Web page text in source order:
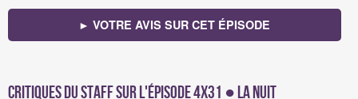
► VOTRE AVIS SUR CET ÉPISODE
Critiques du staff sur l'épisode 4x31 ● La Nuit